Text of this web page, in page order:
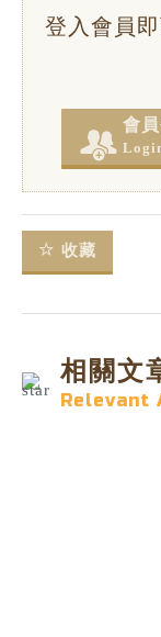
登入會員
會
收藏
相關文
Relevant